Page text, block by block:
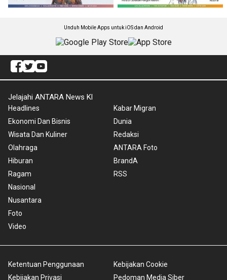
Unduh Mobile Apps untuk iOS dan Android
Jelajahi ANTARA News Kl
Headlines
Ekonomi Dan Bisnis
Wisata Dan Kuliner
Olahraga
Hiburan
Ragam
Nasional
Nusantara
Foto
Video
Kabar Migran
Dunia
Redaksi
ANTARA Foto
BrandA
RSS
Ketentuan Penggunaan
Kebijakan Privasi
Kebijakan Cookie
Pedoman Media Siber